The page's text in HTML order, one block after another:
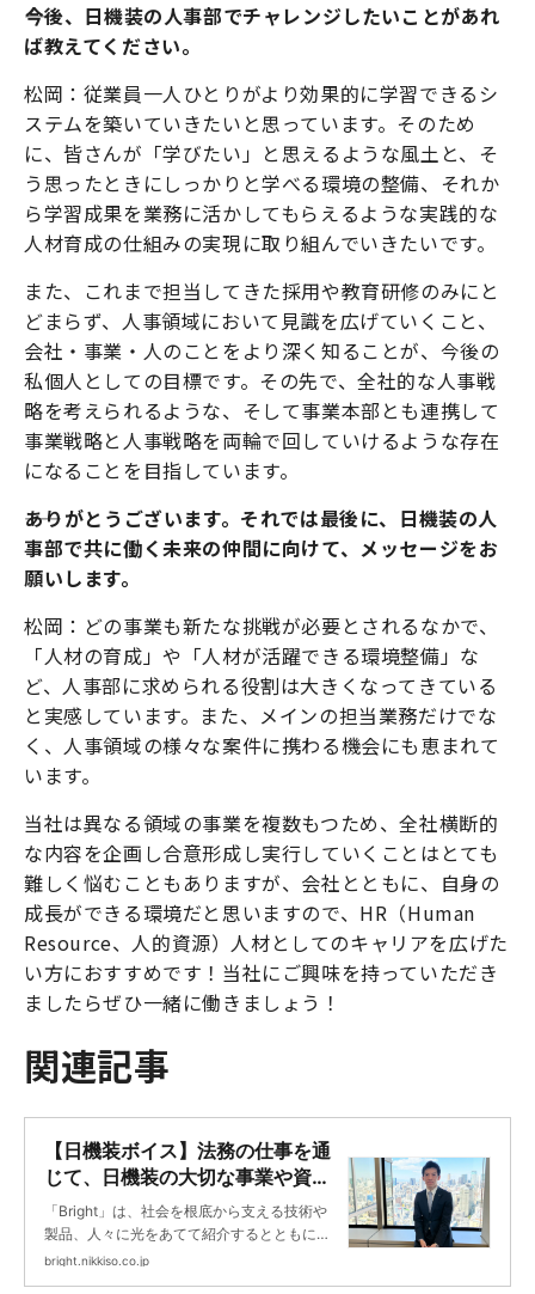
――今後、日機装の人事部でチャレンジしたいことがあれ
ば教えてください。
松岡：従業員一人ひとりがより効果的に学習できるシ
ステムを築いていきたいと思っています。そのため
に、皆さんが「学びたい」と思えるような風土と、そ
う思ったときにしっかりと学べる環境の整備、それか
ら学習成果を業務に活かしてもらえるような実践的な
人材育成の仕組みの実現に取り組んでいきたいです。
また、これまで担当してきた採用や教育研修のみにと
どまらず、人事領域において見識を広げていくこと、
会社・事業・人のことをより深く知ることが、今後の
私個人としての目標です。その先で、全社的な人事戦
略を考えられるような、そして事業本部とも連携して
事業戦略と人事戦略を両輪で回していけるような存在
になることを目指しています。
――ありがとうございます。それでは最後に、日機装の人
事部で共に働く未来の仲間に向けて、メッセージをお
願いします。
松岡：どの事業も新たな挑戦が必要とされるなかで、
「人材の育成」や「人材が活躍できる環境整備」な
ど、人事部に求められる役割は大きくなってきている
と実感しています。また、メインの担当業務だけでな
く、人事領域の様々な案件に携わる機会にも恵まれて
います。
当社は異なる領域の事業を複数もつため、全社横断的
な内容を企画し合意形成し実行していくことはとても
難しく悩むこともありますが、会社とともに、自身の
成長ができる環境だと思いますので、HR（Human
Resource、人的資源）人材としてのキャリアを広げた
い方におすすめです！当社にご興味を持っていただき
ましたらぜひ一緒に働きましょう！
関連記事
【日機装ボイス】法務の仕事を通
じて、日機装の大切な事業や資産
を守り抜く ｜Bright
「Bright」は、社会を根底から支える技術や
製品、人々に光をあてて紹介するとともに、
未来に向けて挑戦する日機装の取り組みを紹
bright.nikkiso.co.jp